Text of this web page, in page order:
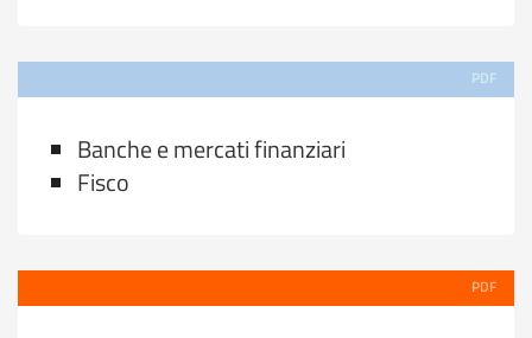
PDF
Banche e mercati finanziari
Fisco
PDF